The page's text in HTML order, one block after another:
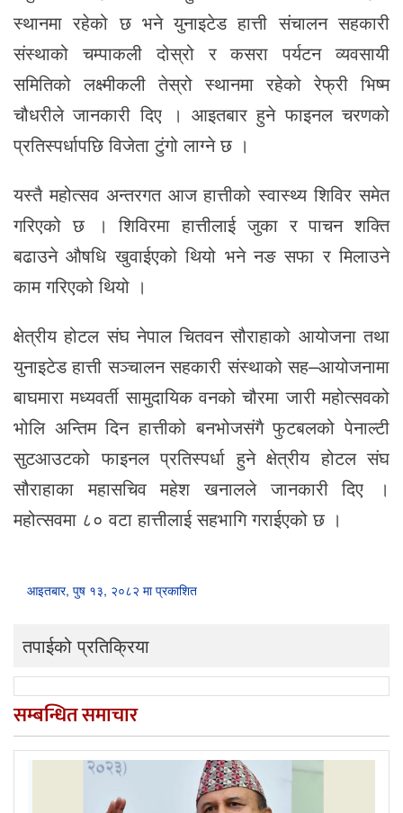
स्थानमा रहेको छ भने युनाइटेड हात्ती संचालन सहकारी
संस्थाको चम्पाकली दोस्रो र कसरा पर्यटन व्यवसायी
समितिको लक्ष्मीकली तेस्रो स्थानमा रहेको रेफ्री भिष्म
चौधरीले जानकारी दिए । आइतबार हुने फाइनल चरणको
प्रतिस्पर्धापछि विजेता टुंगो लाग्ने छ ।
यस्तै महोत्सव अन्तरगत आज हात्तीको स्वास्थ्य शिविर समेत
गरिएको छ । शिविरमा हात्तीलाई जुका र पाचन शक्ति
बढाउने औषधि खुवाईएको थियो भने नङ सफा र मिलाउने
काम गरिएको थियो ।
क्षेत्रीय होटल संघ नेपाल चितवन सौराहाको आयोजना तथा
युनाइटेड हात्ती सञ्चालन सहकारी संस्थाको सह–आयोजनामा
बाघमारा मध्यवर्ती सामुदायिक वनको चौरमा जारी महोत्सवको
भोलि अन्तिम दिन हात्तीको बनभोजसंगै फुटबलको पेनाल्टी
सुटआउटको फाइनल प्रतिस्पर्धा हुने क्षेत्रीय होटल संघ
सौराहाका महासचिव महेश खनालले जानकारी दिए ।
महोत्सवमा ८० वटा हात्तीलाई सहभागि गराईएको छ ।
आइतबार, पुष १३, २०८२ मा प्रकाशित
तपाईको प्रतिक्रिया
सम्बन्धित समाचार